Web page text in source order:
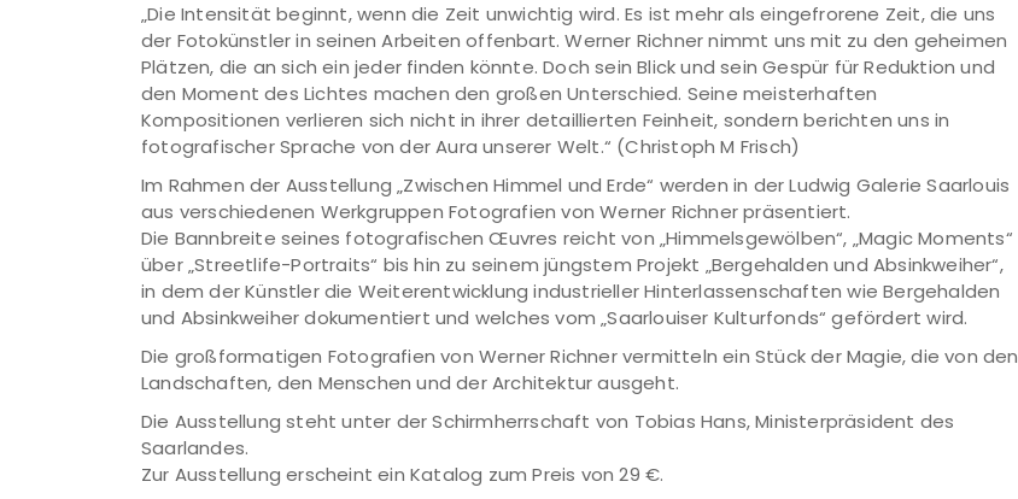
„Die Intensität beginnt, wenn die Zeit unwichtig wird. Es ist mehr als eingefrorene Zeit, die uns
der Fotokünstler in seinen Arbeiten offenbart. Werner Richner nimmt uns mit zu den geheimen
Plätzen, die an sich ein jeder finden könnte. Doch sein Blick und sein Gespür für Reduktion und
den Moment des Lichtes machen den großen Unterschied. Seine meisterhaften
Kompositionen verlieren sich nicht in ihrer detaillierten Feinheit, sondern berichten uns in
fotografischer Sprache von der Aura unserer Welt.“ (Christoph M Frisch)
Im Rahmen der Ausstellung „Zwischen Himmel und Erde“ werden in der Ludwig Galerie Saarlouis
aus verschiedenen Werkgruppen Fotografien von Werner Richner präsentiert.
Die Bannbreite seines fotografischen Œuvres reicht von „Himmelsgewölben“, „Magic Moments“
über „Streetlife-Portraits“ bis hin zu seinem jüngstem Projekt „Bergehalden und Absinkweiher“,
in dem der Künstler die Weiterentwicklung industrieller Hinterlassenschaften wie Bergehalden
und Absinkweiher dokumentiert und welches vom „Saarlouiser Kulturfonds“ gefördert wird.
Die großformatigen Fotografien von Werner Richner vermitteln ein Stück der Magie, die von den
Landschaften, den Menschen und der Architektur ausgeht.
Die Ausstellung steht unter der Schirmherrschaft von Tobias Hans, Ministerpräsident des
Saarlandes.
Zur Ausstellung erscheint ein Katalog zum Preis von 29 €.